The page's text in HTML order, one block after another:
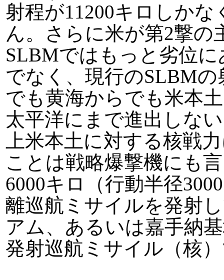
射程が11200キロしか
ん。さらに米が第2撃の
SLBMではもっと劣位
でなく、現行のSLBM
でも黄海からでも米本
太平洋にまで進出しな
上米本土に対する核戦
ことは戦略爆撃機にも
6000キロ（行動半径
離巡航ミサイルを発射
アム、あるいは嘉手納
発射巡航ミサイル（核